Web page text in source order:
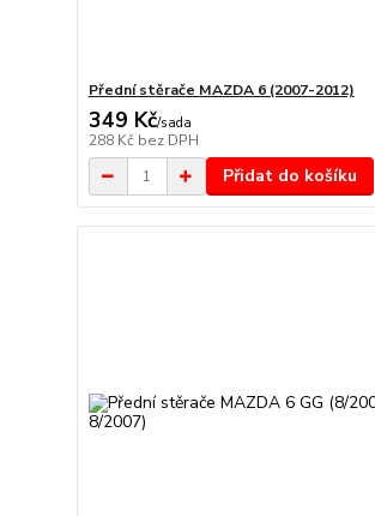
Přední stěrače MAZDA 6 (2007-2012)
349 Kč/sada
288 Kč bez DPH
Přidat do košíku